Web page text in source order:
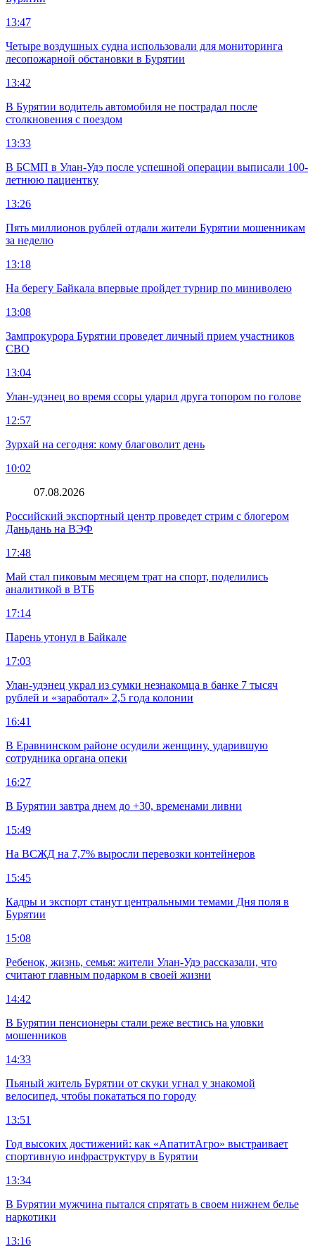
13:47
Четыре воздушных судна использовали для мониторинга
лесопожарной обстановки в Бурятии
13:42
В Бурятии водитель автомобиля не пострадал после
столкновения с поездом
13:33
В БСМП в Улан-Удэ после успешной операции выписали 100-
летнюю пациентку
13:26
Пять миллионов рублей отдали жители Бурятии мошенникам
за неделю
13:18
На берегу Байкала впервые пройдет турнир по миниволею
13:08
Зампрокурора Бурятии проведет личный прием участников
СВО
13:04
Улан-удэнец во время ссоры ударил друга топором по голове
12:57
Зурхай на сегодня: кому благоволит день
10:02
07.08.2026
Российский экспортный центр проведет стрим с блогером
Даньдань на ВЭФ
17:48
Май стал пиковым месяцем трат на спорт, поделились
аналитикой в ВТБ
17:14
Парень утонул в Байкале
17:03
Улан-удэнец украл из сумки незнакомца в банке 7 тысяч
рублей и «заработал» 2,5 года колонии
16:41
В Еравнинском районе осудили женщину, ударившую
сотрудника органа опеки
16:27
В Бурятии завтра днем до +30, временами ливни
15:49
На ВСЖД на 7,7% выросли перевозки контейнеров
15:45
Кадры и экспорт станут центральными темами Дня поля в
Бурятии
15:08
Ребенок, жизнь, семья: жители Улан-Удэ рассказали, что
считают главным подарком в своей жизни
14:42
В Бурятии пенсионеры стали реже вестись на уловки
мошенников
14:33
Пьяный житель Бурятии от скуки угнал у знакомой
велосипед, чтобы покататься по городу
13:51
Год высоких достижений: как «АпатитАгро» выстраивает
спортивную инфраструктуру в Бурятии
13:34
В Бурятии мужчина пытался спрятать в своем нижнем белье
наркотики
13:16